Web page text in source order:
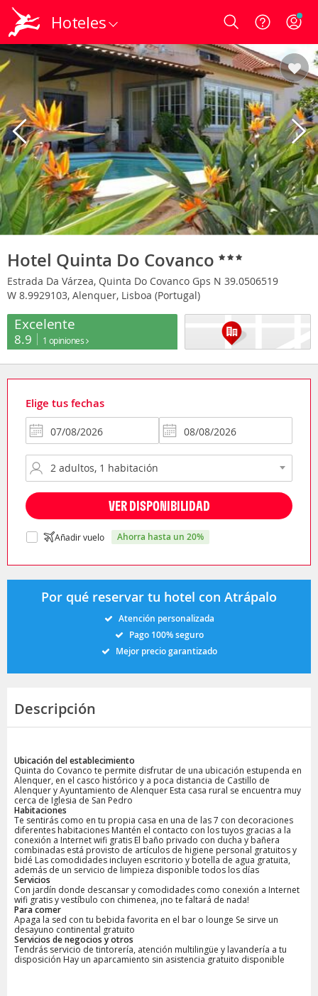
Hoteles Login
Hotel Quinta Do Covanco
Estrada Da Várzea, Quinta Do Covanco Gps N 39.0506519
W 8.9929103, Alenquer, Lisboa (Portugal)
Excelente
8.9 1 opiniones
Elige tus fechas
VER DISPONIBILIDAD
Añadir vuelo ahorra hasta un 20%
Por qué reservar tu hotel con Atrápalo
Atención personalizada
Pago 100% seguro
Mejor precio garantizado
Descripción
Ubicación del establecimiento
Quinta do Covanco te permite disfrutar de una ubicación estupenda en
Alenquer, en el casco histórico y a poca distancia de Castillo de
Alenquer y Ayuntamiento de Alenquer Esta casa rural se encuentra muy
cerca de Iglesia de San Pedro
Habitaciones
Te sentirás como en tu propia casa en una de las 7 con decoraciones
diferentes habitaciones Mantén el contacto con los tuyos gracias a la
conexión a Internet wifi gratis El baño privado con ducha y bañera
combinadas está provisto de artículos de higiene personal gratuitos y
bidé Las comodidades incluyen escritorio y botella de agua gratuita,
además de un servicio de limpieza disponible todos los días
Servicios
Con jardín donde descansar y comodidades como conexión a Internet
wifi gratis y vestíbulo con chimenea, ¡no te faltará de nada!
Para comer
Apaga la sed con tu bebida favorita en el bar o lounge Se sirve un
desayuno continental gratuito
Servicios de negocios y otros
Tendrás servicio de tintorería, atención multilingüe y lavandería a tu
disposición Hay un aparcamiento sin asistencia gratuito disponible